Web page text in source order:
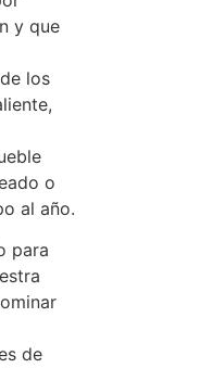
y que
los
o
al año.
para
de